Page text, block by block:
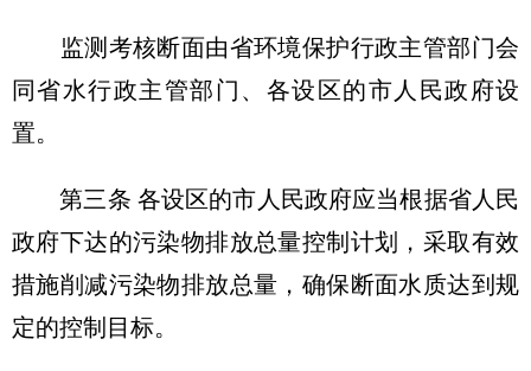
监测考核断面由省环境保护行政主管部门会
同省水行政主管部门、各设区的市人民政府设
置。
第三条 各设区的市人民政府应当根据省人民
政府下达的污染物排放总量控制计划，采取有效
措施削减污染物排放总量，确保断面水质达到规
定的控制目标。